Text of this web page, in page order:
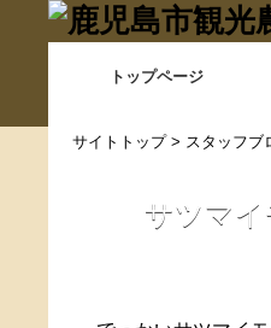
トップページ
サイトトップ> スタッフブ
サツマ